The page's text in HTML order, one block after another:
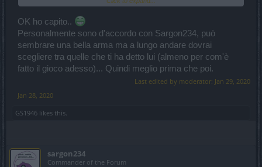
OK ho capito..
Personalmente sono d'accordo con Sargon234, può
sembrare una bella arma ma a lungo andare dovrai
scegliere tra quelle che ti ha detto lui (almeno per com'è
fatto il gioco adesso)... Quindi meglio prima che poi.
Last edited by moderator: Jan 29, 2020
Jan 28, 2020
GS1946 likes this.
sargon234
Commander of the Forum